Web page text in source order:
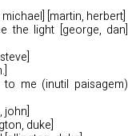
[martin, herbert]
the light [george, dan]
to me (inutil paisagem)
john]
duke]